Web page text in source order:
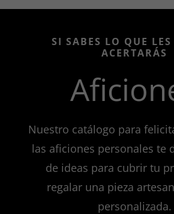
SI SABES LO QUE
ACERTARÁS
Nuestro catálogo para
las aficiones personales te
de ideas para cubrir tu
regalar una pieza
personalizada.